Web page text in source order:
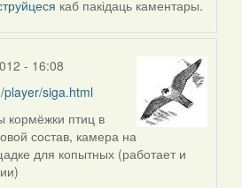
каб пакідаць каментары.
- 16:08
siga.html
кормёжки птиц в
состав, камера на
для копытных (работает и